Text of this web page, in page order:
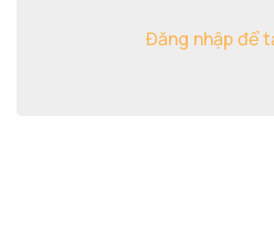
Đăng nhập để